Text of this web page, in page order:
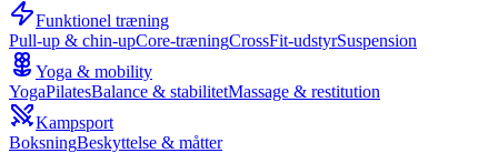
Funktionel træning
Pull-up & chin-upCore-træningCrossFit-udstyrSuspension
Yoga & mobility
YogaPilatesBalance & stabilitetMassage & restitution
Kampsport
BoksningBeskyttelse & måtter